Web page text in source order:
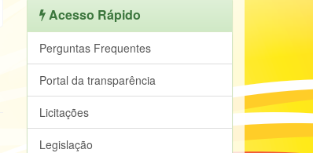
Acesso Rápido
Perguntas Frequentes
Portal da transparência
Licitações
Legislação